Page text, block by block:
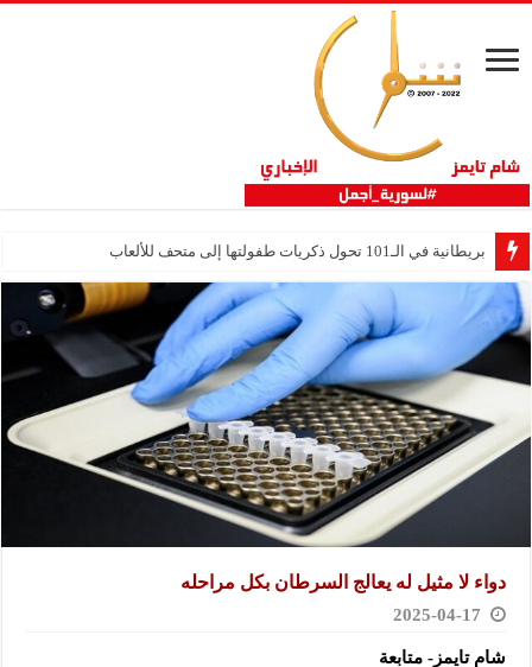
بريطانية في الـ101 تحول ذكريات طفولتها إلى متحف للألعاب
دواء لا مثيل له يعالج السرطان بكل مراحله
2025-04-17
شام تايمز- متابعة